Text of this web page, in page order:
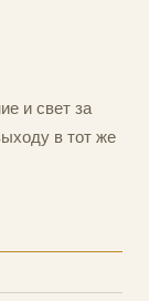
и свет за
в тот же